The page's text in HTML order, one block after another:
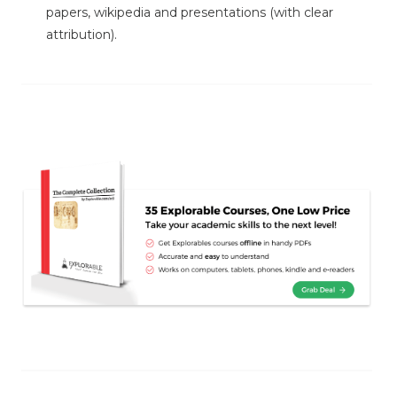
papers, wikipedia and presentations (with clear
attribution).